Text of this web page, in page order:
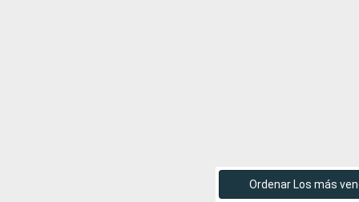
Ordenar Los más